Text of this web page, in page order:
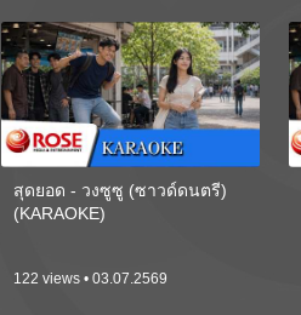
สุดยอด - วงซูซู (ซาวด์ดนตรี)
(KARAOKE)
122 views • 03.07.2569